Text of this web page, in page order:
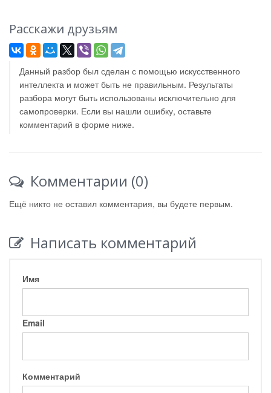
Расскажи друзьям
Данный разбор был сделан с помощью искусственного
интеллекта и может быть не правильным. Результаты
разбора могут быть использованы исключительно для
самопроверки. Если вы нашли ошибку, оставьте
комментарий в форме ниже.
Комментарии (0)
Ещё никто не оставил комментария, вы будете первым.
Написать комментарий
Имя
Email
Комментарий